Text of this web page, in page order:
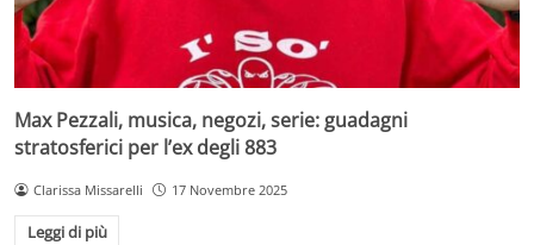
Max Pezzali, musica, negozi, serie: guadagni
stratosferici per l’ex degli 883
Clarissa Missarelli 17 Novembre 2025
Leggi di più